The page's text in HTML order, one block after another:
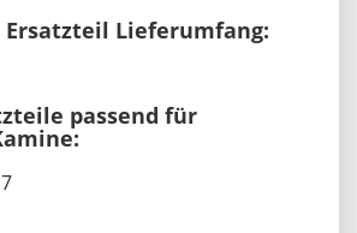
Lieferumfang:
passend für